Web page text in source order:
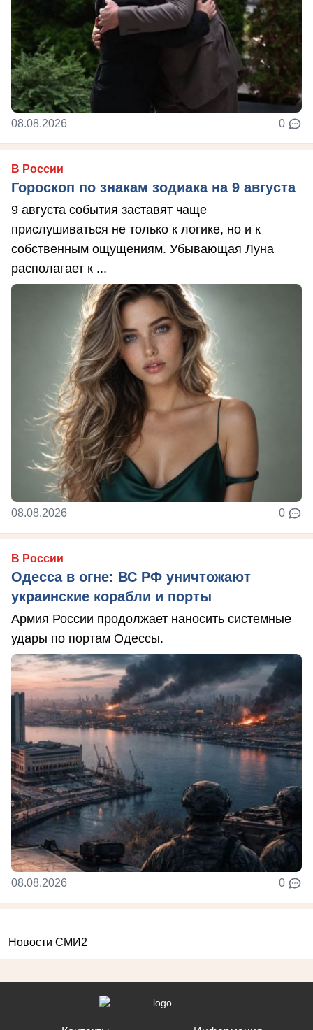
08.08.2026 0
В России
Гороскоп по знакам зодиака на 9 августа
9 августа события заставят чаще
прислушиваться не только к логике, но и к
собственным ощущениям. Убывающая Луна
располагает к ...
08.08.2026 0
В России
Одесса в огне: ВС РФ уничтожают
украинские корабли и порты
Армия России продолжает наносить системные
удары по портам Одессы.
08.08.2026 0
Новости СМИ2